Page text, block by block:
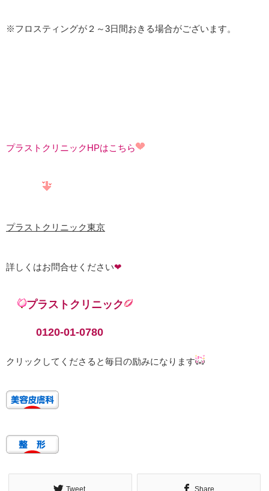
※フロスティングが２～3日間おきる場合がございます。
プラストクリニックHPはこちら
プラストクリニック東京
詳しくはお問合せください❤
プラストクリニック
0120-01-0780
クリックしてくださると毎日の励みになります